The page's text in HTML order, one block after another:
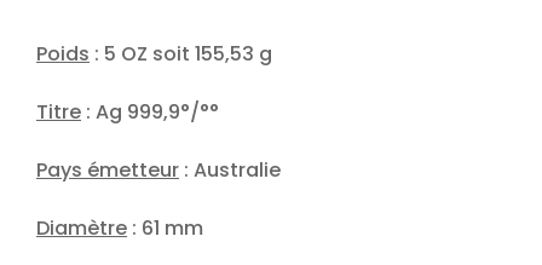
Poids : 5 OZ soit 155,53 g
Titre : Ag 999,9°/°°
Pays émetteur : Australie
Diamètre : 61 mm